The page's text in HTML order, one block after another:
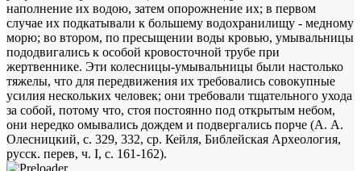
наполнение их водою, затем опорожнение их; в первом
случае их подкатывали к большему водохранилищу - медному
морю; во втором, по пресыщении воды кровью, умывальницы
пододвигались к особой кровосточной трубе при
жертвеннике. Эти колесницы-умывальницы были настолько
тяжелы, что для передвижения их требовались совокупные
усилия нескольких человек; они требовали тщательного ухода
за собой, потому что, стоя постоянно под открытым небом,
они нередко омывались дождем и подвергались порче (А. А.
Олесницкий, с. 329, 332, ср. Кейля, Библейская Археология,
русск. перев, ч. I, с. 161-162).